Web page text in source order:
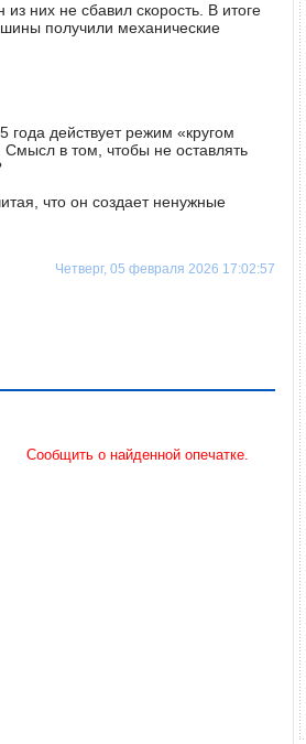
них не сбавил скорость. В итоге
получили механические
действует режим «кругом
в том, чтобы не оставлять
что он создает ненужные
Четверг, 05 февраля 2026 17:02:57